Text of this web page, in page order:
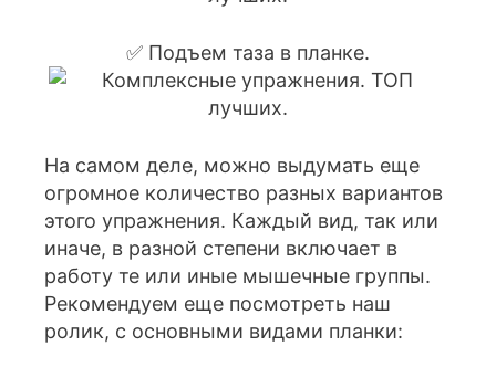
✅ Подъем таза в планке.
На самом деле, можно выдумать еще
огромное количество разных вариантов
этого упражнения. Каждый вид, так или
иначе, в разной степени включает в
работу те или иные мышечные группы.
Рекомендуем еще посмотреть наш
ролик, с основными видами планки: